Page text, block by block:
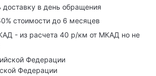
в день обращения
стоимости до 6 месяцев
- из расчета 40 р/км от МКАД но не
Федерации